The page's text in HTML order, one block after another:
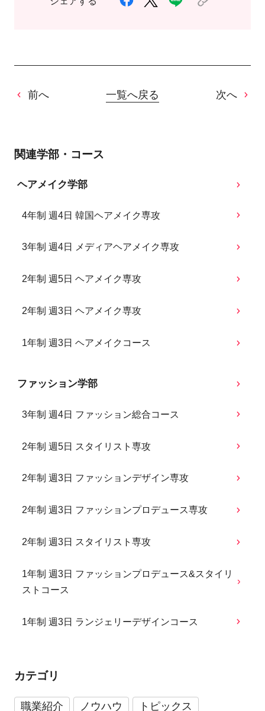
前へ 一覧へ戻る 次へ
関連学部・コース
ヘアメイク学部
4年制 週4日 韓国ヘアメイク専攻
3年制 週4日 メディアヘアメイク専攻
2年制 週5日 ヘアメイク専攻
2年制 週3日 ヘアメイク専攻
1年制 週3日 ヘアメイクコース
ファッション学部
3年制 週4日 ファッション総合コース
2年制 週5日 スタイリスト専攻
2年制 週3日 ファッションデザイン専攻
2年制 週3日 ファッションプロデュース専攻
2年制 週3日 スタイリスト専攻
1年制 週3日 ファッションプロデュース&スタイリ
ストコース
1年制 週3日 ランジェリーデザインコース
カテゴリ
職業紹介 ノウハウ トピックス